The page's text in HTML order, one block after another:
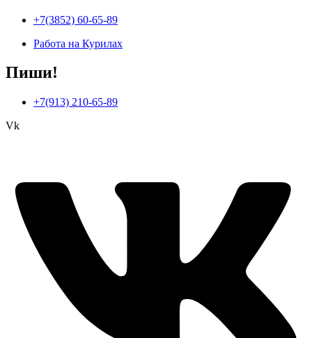
+7(3852) 60-65-89
Работа на Курилах
Пиши!
+7(913) 210-65-89
Vk